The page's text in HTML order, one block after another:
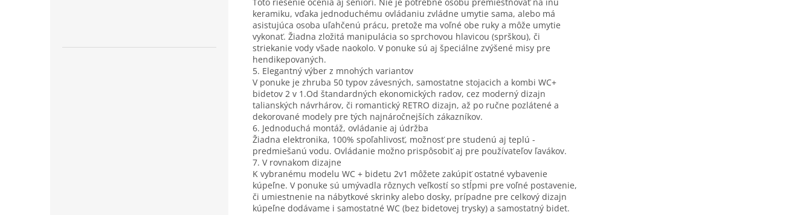
keramiku, vďaka jednoduchému ovládaniu zvládne umytie sama, alebo má
asistujúca osoba uľahčenú prácu, pretože ma voľné obe ruky a môže umytie
vykonať. Žiadna zložitá manipulácia so sprchovou hlavicou (sprškou), či
striekanie vody všade naokolo. V ponuke sú aj špeciálne zvýšené misy pre
hendikepovaných.
5. Elegantný výber z mnohých variantov
V ponuke je zhruba 50 typov závesných, samostatne stojacich a kombi WC+
bidetov 2 v 1.Od štandardných ekonomických radov, cez moderný dizajn
talianských návrhárov, či romantický RETRO dizajn, až po ručne pozlátené a
dekorované modely pre tých najnáročnejších zákazníkov.
6. Jednoduchá montáž, ovládanie aj údržba
Žiadna elektronika, 100% spoľahlivosť, možnosť pre studenú aj teplú -
predmiešanú vodu. Ovládanie možno prispôsobiť aj pre používateľov ľavákov.
7. V rovnakom dizajne
K vybranému modelu WC + bidetu 2v1 môžete zakúpiť ostatné vybavenie
kúpeľne. V ponuke sú umývadla rôznych veľkostí so stĺpmi pre voľné postavenie,
či umiestnenie na nábytkové skrinky alebo dosky, prípadne pre celkový dizajn
kúpeľne dodávame i samostatné WC (bez bidetovej trysky) a samostatný bidet.